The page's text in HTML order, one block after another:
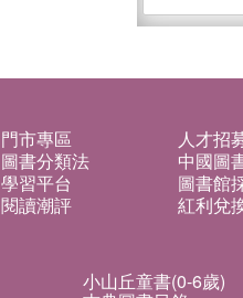
門市專區
人才招
圖書分類法
中國圖
學習平台
圖書館
閱讀潮評 紅利兌
小山丘童書(0-6歲)